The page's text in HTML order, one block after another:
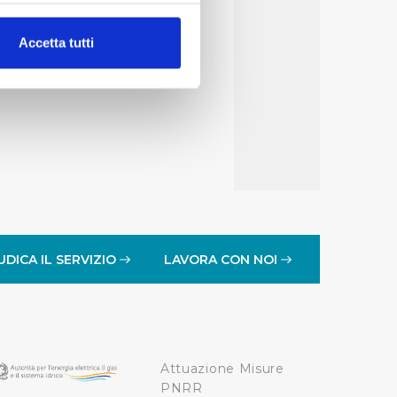
(impronte
che l’Utente ha fornito
i singoli cookie
Accetta tutti
IL SERVIZIO LAVORA CON NOI
Attuazione Misure
PNRR